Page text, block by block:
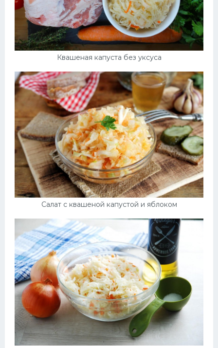
Квашеная капуста без уксуса
Салат с квашеной капустой и яблоком